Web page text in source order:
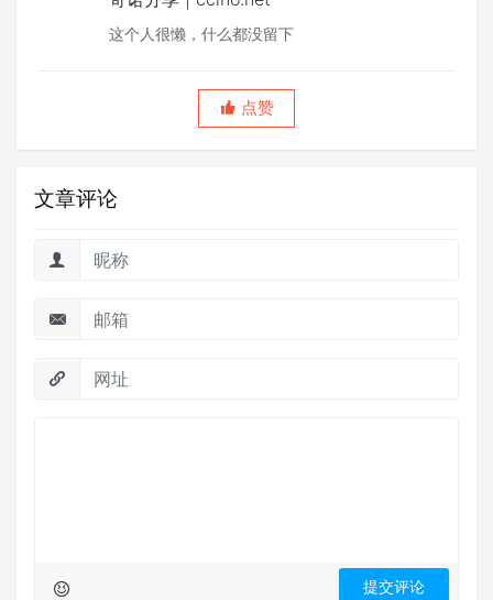
这个人很懒，什么都没留下
点赞
文章评论